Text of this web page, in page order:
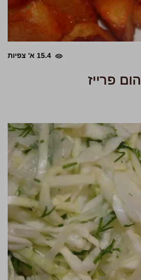
15.4 א' צפיות
הום פרייז